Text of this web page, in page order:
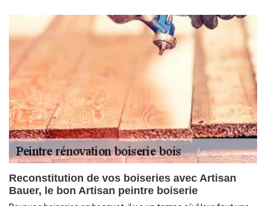
Reconstitution de vos boiseries avec Artisan
Bauer, le bon Artisan peintre boiserie